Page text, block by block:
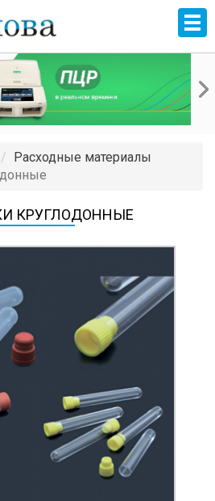
Расходные материалы
КРУГЛОДОННЫЕ